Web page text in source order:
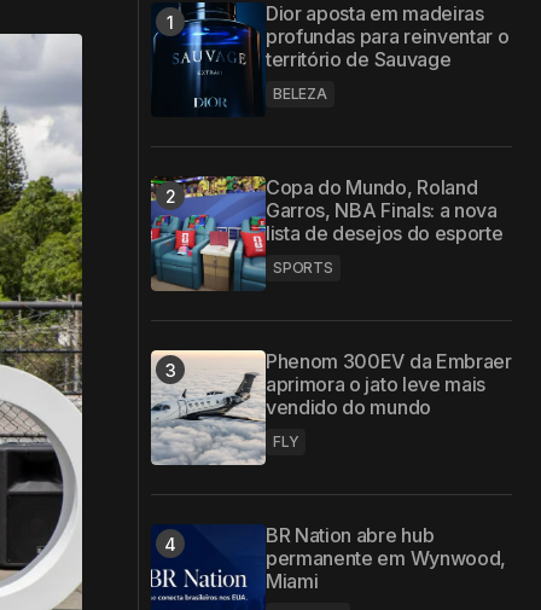
Dior aposta em madeiras
profundas para reinventar o
território de Sauvage
BELEZA
Copa do Mundo, Roland
Garros, NBA Finals: a nova
lista de desejos do esporte
SPORTS
Phenom 300EV da Embraer
aprimora o jato leve mais
vendido do mundo
FLY
BR Nation abre hub
permanente em Wynwood,
Miami